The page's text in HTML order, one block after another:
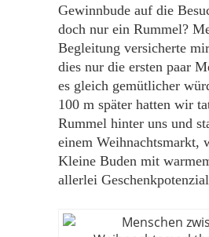
Gewinnbude auf die
doch nur ein Rummel?
Begleitung versicherte
dies nur die ersten paar
es gleich gemütlicher
100 m später hatten wir
Rummel hinter uns und
einem Weihnachtsmarkt,
Kleine Buden mit
allerlei